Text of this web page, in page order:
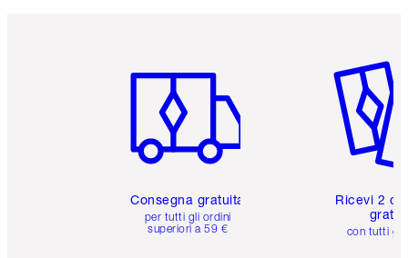
Consegna gratuita
per tutti gli ordini
superiori a 59 €
Ricevi 2
con tutti gli